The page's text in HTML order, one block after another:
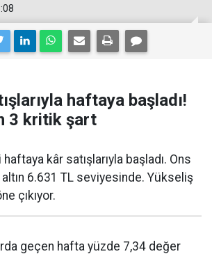
haftaya başladı!
3 kritik şart
haftaya kâr satışlarıyla başladı. Ons
altın 6.631 TL seviyesinde. Yükseliş
çıkıyor.
geçen hafta yüzde 7,34 değer